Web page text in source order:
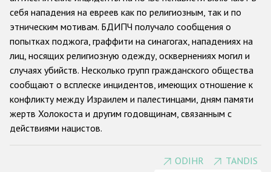
Disability hate crime
Проекты БДИПЧ
Организации гражданского общества
Государства-участники
себя нападения на евреев как по религиозным, так и по
этническим мотивам. БДИПЧ получало сообщения о
попытках поджога, граффити на синагогах, нападениях на
лиц, носящих религиозную одежду, осквернениях могил и
случаях убийств. Несколько групп гражданского общества
сообщают о всплеске инцидентов, имеющих отношение к
конфликту между Израилем и палестинцами, дням памяти
жертв Холокоста и другим годовщинам, связанным с
действиями нацистов.
Государства-участники ОБСЕ впервые осудили
ODIHR TANDIS